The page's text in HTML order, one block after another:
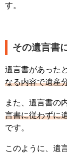
す。
その遺言書
遺言書があった
なる内容で遺産
また、遺言書の
言書に従わずに
です。
このように、遺